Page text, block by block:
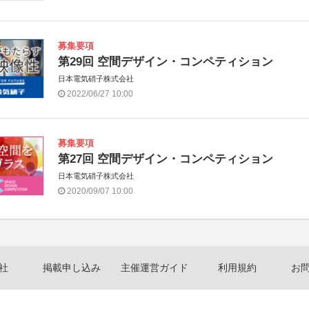
募集要項
第29回 空間デザイン・コンペティション
日本電気硝子株式会社
2022/06/27 10:00
募集要項
第27回 空間デザイン・コンペティション
日本電気硝子株式会社
2020/09/07 10:00
掲載申し込み 主催運営ガイド 利用規約 お